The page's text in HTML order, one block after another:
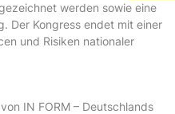
werden sowie eine
Der Kongress endet mit einer
und Risiken nationaler
IN FORM – Deutschlands